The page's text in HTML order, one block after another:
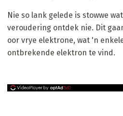
Nie so lank gelede is stowwe
veroudering ontdek nie. Dit
oor vrye elektrone, wat 'n
ontbrekende elektron te vind.